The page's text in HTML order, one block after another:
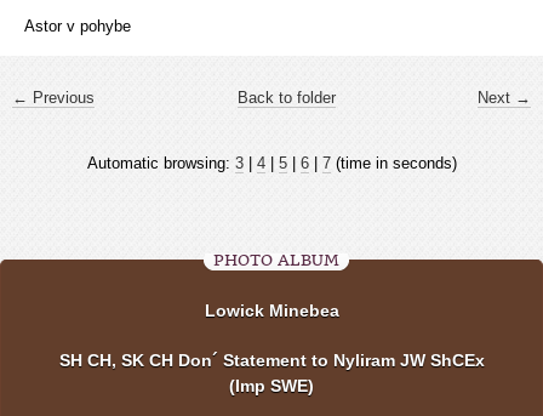
Astor v pohybe
← Previous Next →
Back to folder
Automatic browsing: 3| 4| 5| 6| 7(time in seconds)
PHOTO ALBUM
Lowick Minebea
SH CH, SK CH Don´ Statement to Nyliram JW ShCEx
(Imp SWE)